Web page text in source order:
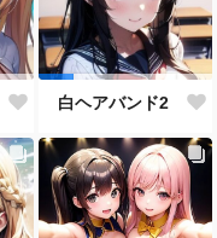
白ヘアバンド2